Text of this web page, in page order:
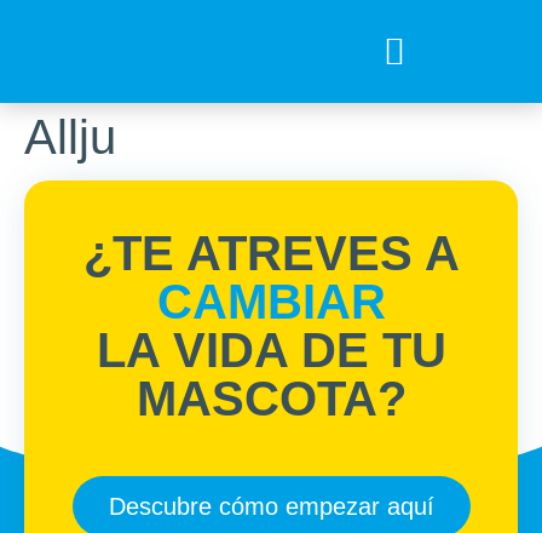
Allju
¿TE ATREVES A
CAMBIAR
LA VIDA DE TU
MASCOTA?
Descubre cómo empezar aquí